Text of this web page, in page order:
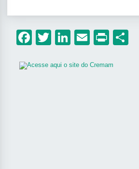
Facebook
Twitter
LinkedIn
Email
Print